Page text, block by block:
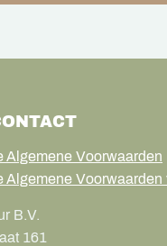
Algemene Voorwaarden
Algemene Voorwaarden
B.V.
161